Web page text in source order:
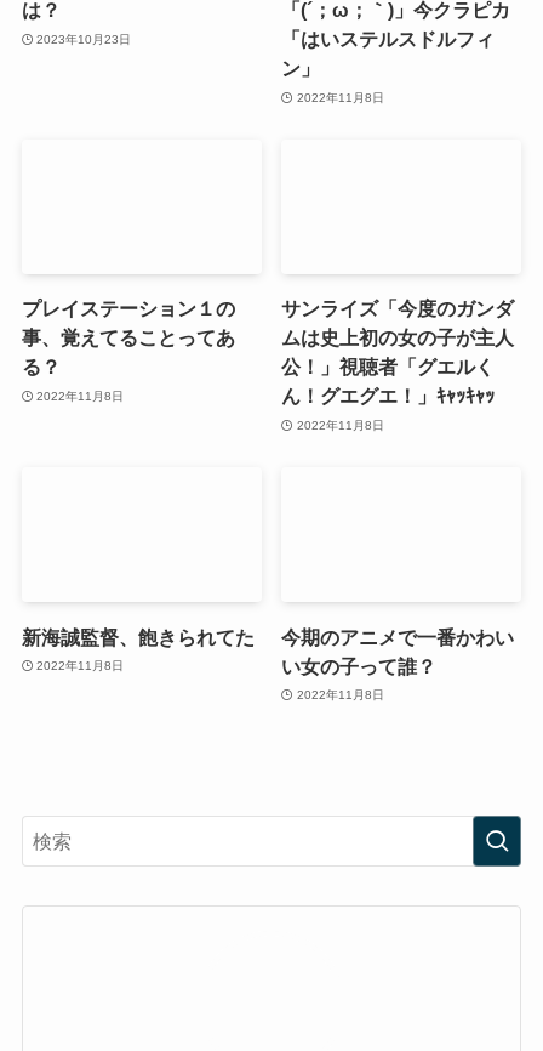
は？
2023年10月23日
「(´；ω；｀)」今クラピカ
「はいステルスドルフィ
ン」
2022年11月8日
プレイステーション１の
事、覚えてることってあ
る？
2022年11月8日
サンライズ「今度のガンダ
ムは史上初の女の子が主人
公！」視聴者「グエルく
ん！グエグエ！」ｷｬｯｷｬｯ
2022年11月8日
新海誠監督、飽きられてた
2022年11月8日
今期のアニメで一番かわい
い女の子って誰？
2022年11月8日